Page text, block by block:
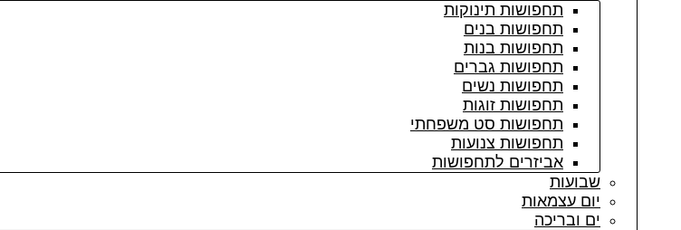
תחפושות תינוקות
תחפושות בנים
תחפושות בנות
תחפושות גברים
תחפושות נשים
תחפושות זוגות
תחפושות סט משפחתי
תחפושות צנועות
אביזרים לתחפושות
שבועות
יום עצמאות
ים ובריכה